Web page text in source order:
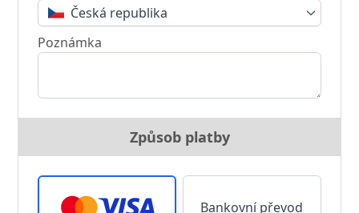
Česká republika
Poznámka
Způsob platby
Bankovní převod